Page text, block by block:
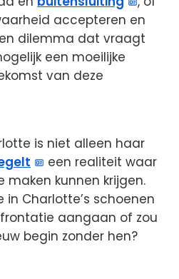
accepteren en
dilemma dat vraagt
een moeilijke
van deze
is niet alleen haar
een realiteit waar
kunnen krijgen.
in Charlotte’s schoenen
aangaan of zou
begin zonder hen?